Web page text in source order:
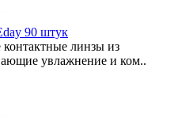
90 штук
линзы из
увлажнение и ком..